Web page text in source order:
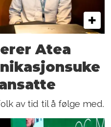
Atea
av tid til å følge med.